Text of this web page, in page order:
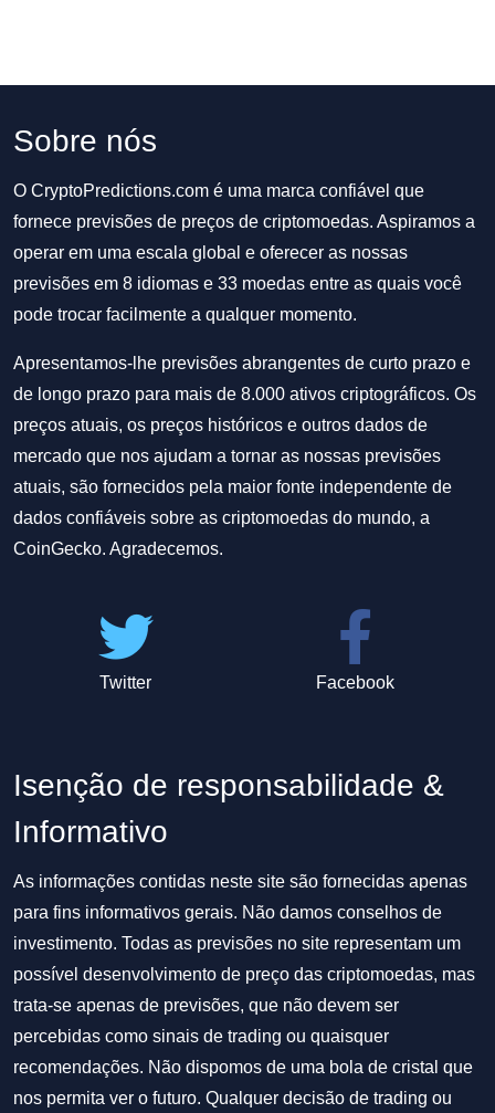
Sobre nós
O CryptoPredictions.com é uma marca confiável que
fornece previsões de preços de criptomoedas. Aspiramos a
operar em uma escala global e oferecer as nossas
previsões em 8 idiomas e 33 moedas entre as quais você
pode trocar facilmente a qualquer momento.
Apresentamos-lhe previsões abrangentes de curto prazo e
de longo prazo para mais de 8.000 ativos criptográficos. Os
preços atuais, os preços históricos e outros dados de
mercado que nos ajudam a tornar as nossas previsões
atuais, são fornecidos pela maior fonte independente de
dados confiáveis sobre as criptomoedas do mundo, a
CoinGecko. Agradecemos.
Twitter Facebook
Isenção de responsabilidade &
Informativo
As informações contidas neste site são fornecidas apenas
para fins informativos gerais. Não damos conselhos de
investimento. Todas as previsões no site representam um
possível desenvolvimento de preço das criptomoedas, mas
trata-se apenas de previsões, que não devem ser
percebidas como sinais de trading ou quaisquer
recomendações. Não dispomos de uma bola de cristal que
nos permita ver o futuro. Qualquer decisão de trading ou